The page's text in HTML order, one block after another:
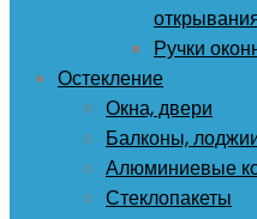
Ручки
Остекление
Окна, двери
Балконы,
Алюминиевые
Стеклопакеты